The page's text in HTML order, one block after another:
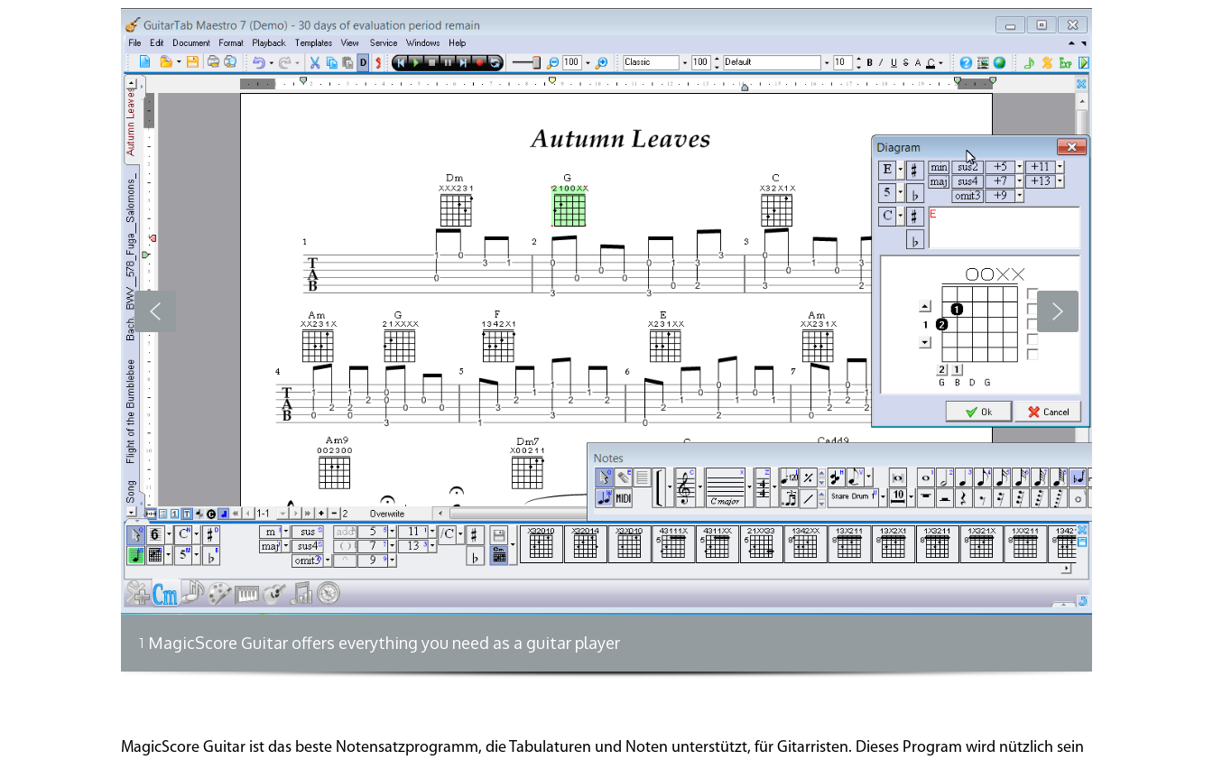
1 MagicScore Guitar offers everything you need as a guitar player
MagicScore Guitar ist das beste Notensatzprogramm, die Tabulaturen und Noten unterstützt, für Gitarristen. Dieses Program wird nützlich sein